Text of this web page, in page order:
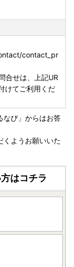
contact_pr
合せは、上記UR
けてご利用くだ
なび」からはお答
くようお願いいた
はコチラ